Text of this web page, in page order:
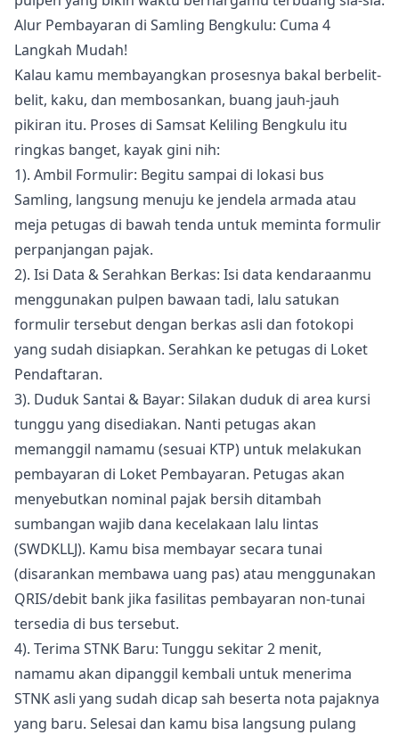
Alur Pembayaran di Samling Bengkulu: Cuma 4
Langkah Mudah!
Kalau kamu membayangkan prosesnya bakal berbelit-
belit, kaku, dan membosankan, buang jauh-jauh
pikiran itu. Proses di Samsat Keliling Bengkulu itu
ringkas banget, kayak gini nih:
1). Ambil Formulir: Begitu sampai di lokasi bus
Samling, langsung menuju ke jendela armada atau
meja petugas di bawah tenda untuk meminta formulir
perpanjangan pajak.
2). Isi Data & Serahkan Berkas: Isi data kendaraanmu
menggunakan pulpen bawaan tadi, lalu satukan
formulir tersebut dengan berkas asli dan fotokopi
yang sudah disiapkan. Serahkan ke petugas di Loket
Pendaftaran.
3). Duduk Santai & Bayar: Silakan duduk di area kursi
tunggu yang disediakan. Nanti petugas akan
memanggil namamu (sesuai KTP) untuk melakukan
pembayaran di Loket Pembayaran. Petugas akan
menyebutkan nominal pajak bersih ditambah
sumbangan wajib dana kecelakaan lalu lintas
(SWDKLLJ). Kamu bisa membayar secara tunai
(disarankan membawa uang pas) atau menggunakan
QRIS/debit bank jika fasilitas pembayaran non-tunai
tersedia di bus tersebut.
4). Terima STNK Baru: Tunggu sekitar 2 menit,
namamu akan dipanggil kembali untuk menerima
STNK asli yang sudah dicap sah beserta nota pajaknya
yang baru. Selesai dan kamu bisa langsung pulang